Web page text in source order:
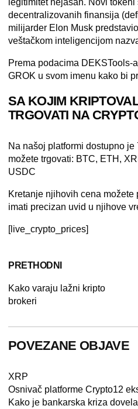
decentralizovanih finansija
milijarder Elon Musk
veštačkom inteligencijom
Prema podacima DEKSTools-
GROK u svom imenu kako bi
SA KOJIM
TRGOVATI NA
Na našoj platformi dostupno je
možete trgovati: BTC, ETH,
USDC
Kretanje njihovih cena možete
imati precizan uvid u njihove
[live_crypto_prices]
PRETHODNI
Kako varaju lažni kripto
brokeri
POVEZANE OBJAVE
XRP
Osnivač platforme Crypto12
Kako je bankarska kriza